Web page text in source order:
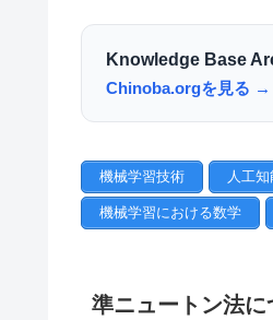
Knowledge Base
Chinoba.orgを見る →
機械学習技術 人工
機械学習における数学
準ニュートン法に